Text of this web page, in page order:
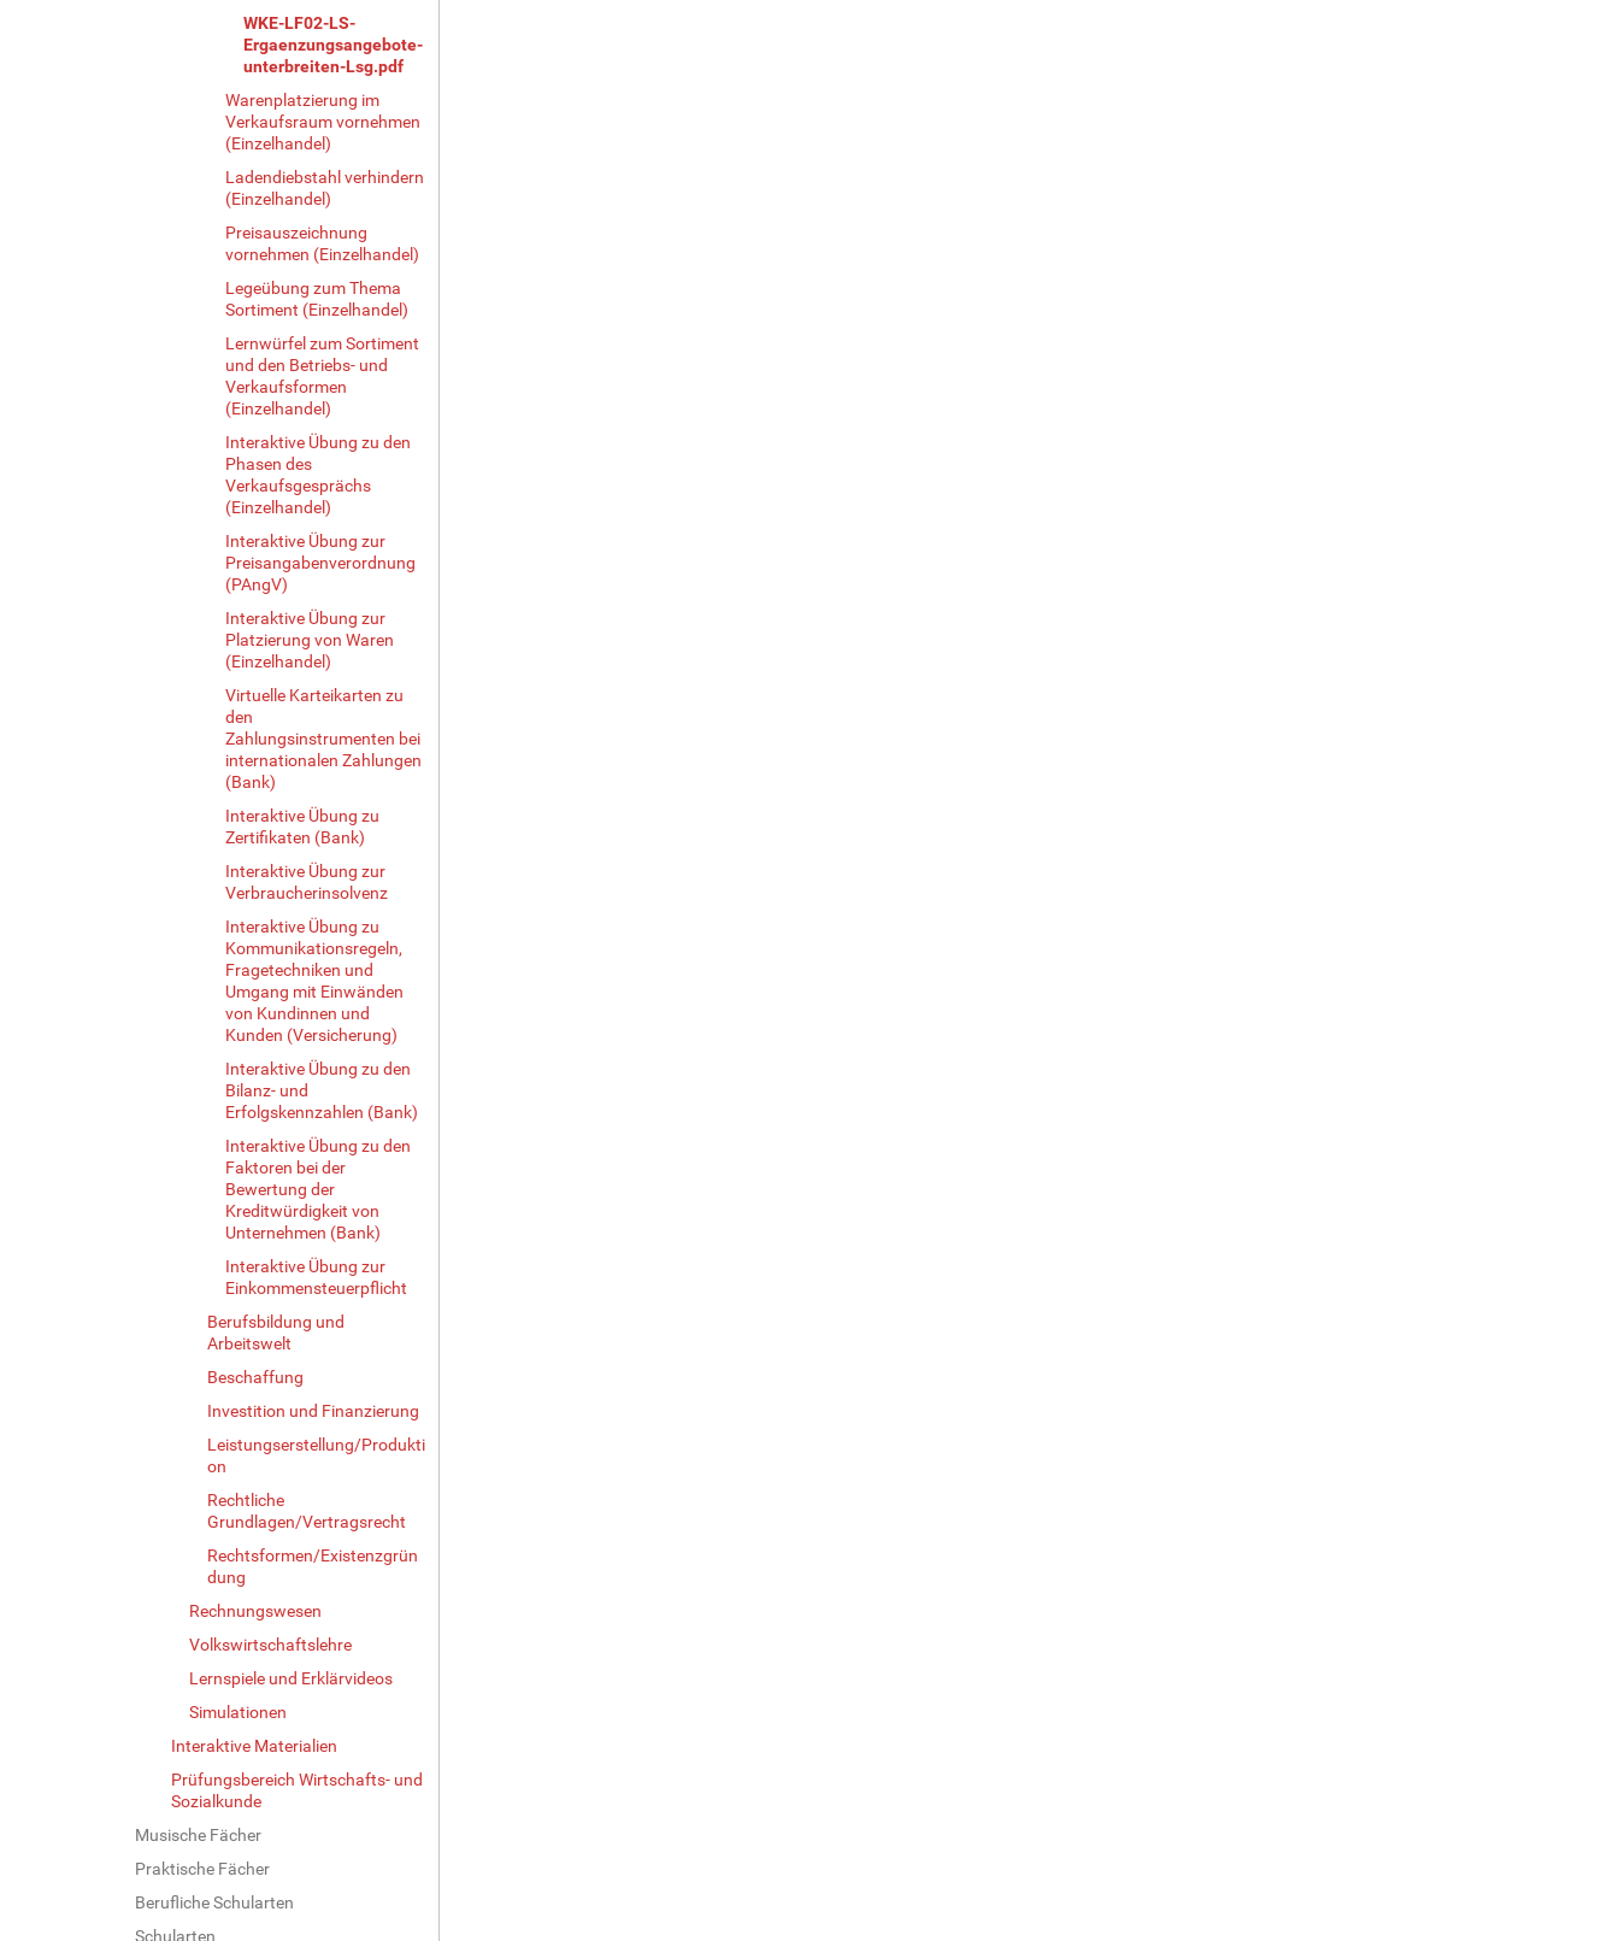
WKE-LF02-LS-
Ergaenzungsangebote-
unterbreiten-Lsg.pdf
Warenplatzierung im
Verkaufsraum vornehmen
(Einzelhandel)
Ladendiebstahl verhindern
(Einzelhandel)
Preisauszeichnung
vornehmen (Einzelhandel)
Legeübung zum Thema
Sortiment (Einzelhandel)
Lernwürfel zum Sortiment
und den Betriebs- und
Verkaufsformen
(Einzelhandel)
Interaktive Übung zu den
Phasen des
Verkaufsgesprächs
(Einzelhandel)
Interaktive Übung zur
Preisangabenverordnung
(PAngV)
Interaktive Übung zur
Platzierung von Waren
(Einzelhandel)
Virtuelle Karteikarten zu
den
Zahlungsinstrumenten bei
internationalen Zahlungen
(Bank)
Interaktive Übung zu
Zertifikaten (Bank)
Interaktive Übung zur
Verbraucherinsolvenz
Interaktive Übung zu
Kommunikationsregeln,
Fragetechniken und
Umgang mit Einwänden
von Kundinnen und
Kunden (Versicherung)
Interaktive Übung zu den
Bilanz- und
Erfolgskennzahlen (Bank)
Interaktive Übung zu den
Faktoren bei der
Bewertung der
Kreditwürdigkeit von
Unternehmen (Bank)
Interaktive Übung zur
Einkommensteuerpflicht
Berufsbildung und
Arbeitswelt
Beschaffung
Investition und Finanzierung
Leistungserstellung/Produkti
on
Rechtliche
Grundlagen/Vertragsrecht
Rechtsformen/Existenzgrün
dung
Rechnungswesen
Volkswirtschaftslehre
Lernspiele und Erklärvideos
Simulationen
Interaktive Materialien
Prüfungsbereich Wirtschafts- und
Sozialkunde
Musische Fächer
Praktische Fächer
Berufliche Schularten
Schularten